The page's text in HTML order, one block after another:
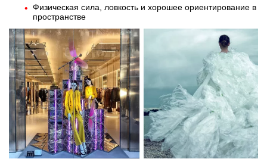
Физическая сила, ловкость и хорошее ориентирование в
пространстве